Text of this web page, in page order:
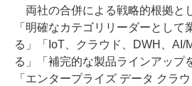
両社の合併による戦略的根拠と
「明確なカテゴリリーダーとして
る」「IoT、クラウド、DWH、AI/
る」「補完的な製品ラインアップ
「エンタープライズ データ クラ